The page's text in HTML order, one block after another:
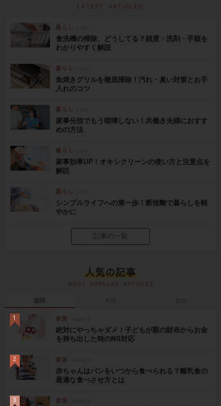
食洗機の掃除、どうしてる？頻度・洗剤・手順を
わかりやすく解説
魚焼きグリルを徹底掃除！汚れ・臭い対策とお手
入れのコツ
家事分担でもう喧嘩しない！共働き夫婦におすす
めの方法
家事効率UP！オキシクリーンの使い方と注意点を
解説
シンプルライフへの第一歩！断捨離で暮らしを軽
やかに
記事の一覧
週間
絶対にやっちゃダメ！子どもが親の財布からお金
を持ち出した時のNG対応
赤ちゃんはパンをいつから食べられる？離乳食の
最適な食べさせ方とは